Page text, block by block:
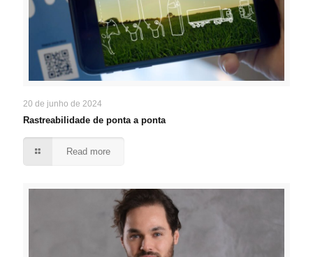
20 de junho de 2024
Rastreabilidade de ponta a ponta
Read more